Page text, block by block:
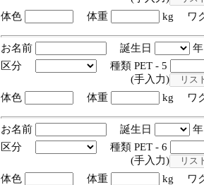
体色
体重 kg ワ
お名前 誕生日
区分
種類 PET - 5
(手入力)
体色
体重 kg ワ
お名前 誕生日
区分
種類 PET - 6
(手入力)
体色
体重 kg ワ